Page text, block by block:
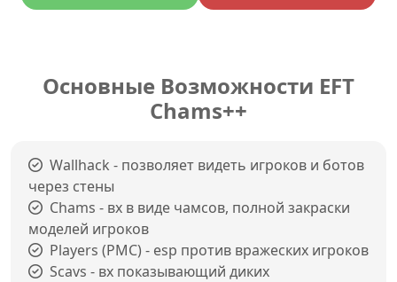
Основные Возможности EFT
Chams++
Wallhack - позволяет видеть игроков и ботов
через стены
Chams - вх в виде чамсов, полной закраски
моделей игроков
Players (PMC) - esp против вражеских игроков
Scavs - вх показывающий диких